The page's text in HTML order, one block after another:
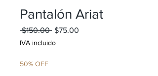
Pantalón Ariat
$150.00 Precio
$75.00
IVA incluido
50% OFF